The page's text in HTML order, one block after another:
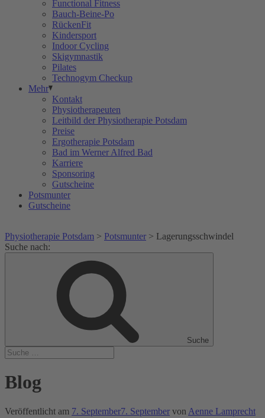
Functional Fitness
Bauch-Beine-Po
RückenFit
Kindersport
Indoor Cycling
Skigymnastik
Pilates
Technogym Checkup
Mehr
Kontakt
Physiotherapeuten
Leitbild der Physiotherapie Potsdam
Preise
Ergotherapie Potsdam
Bad im Werner Alfred Bad
Karriere
Sponsoring
Gutscheine
Potsmunter
Gutscheine
Physiotherapie Potsdam > Potsmunter > Lagerungsschwindel
Suche nach:
Suche
Blog
Veröffentlicht am 7. September7. September von Aenne Lamprecht